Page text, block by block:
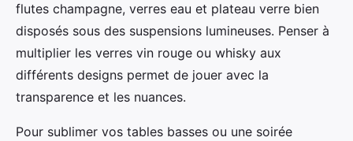
flutes champagne, verres eau et plateau verre bien
disposés sous des suspensions lumineuses. Penser à
multiplier les verres vin rouge ou whisky aux
différents designs permet de jouer avec la
transparence et les nuances.
Pour sublimer vos tables basses ou une soirée